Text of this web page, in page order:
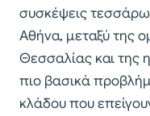
συσκέψεις
Αθήνα, μεταξύ της
Θεσσαλίας και της
πιο βασικά
κλάδου που